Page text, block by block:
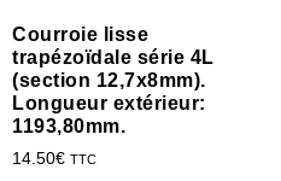
Courroie lisse
trapézoïdale série 4L
(section 12,7x8mm).
Longueur extérieur:
1193,80mm.
14.50€ TTC